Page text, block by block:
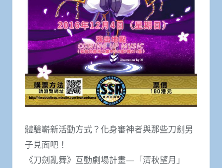
體驗嶄新活動方式？化身審神者與那些刀劍男
子見面吧！
《刀劍亂舞》互動劇場計畫—「清秋望月」